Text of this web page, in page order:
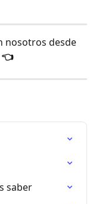
nosotros desde
saber